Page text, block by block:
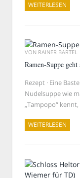
WEITERLESEN
VON RAINER BARTEL
Ramen-Suppe
Rezept · Eine
Nudelsuppe wie
„Tampopo“
WEITERLESEN